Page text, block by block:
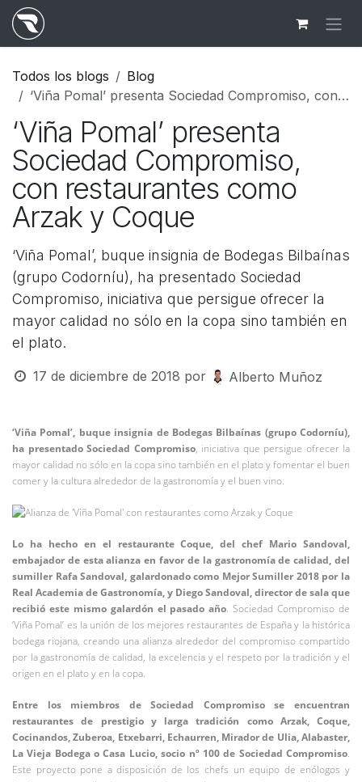
Ir al contenido
Todos los blogs
Blog
‘Viña Pomal’ presenta Sociedad Compromiso, con restaurantes como Arzak y Coque
‘Viña Pomal’ presenta
Sociedad Compromiso,
con restaurantes como
Arzak y Coque
‘Viña Pomal’, buque insignia de Bodegas Bilbaínas
(grupo Codorníu), ha presentado Sociedad
Compromiso, iniciativa que persigue ofrecer la
mayor calidad no sólo en la copa sino también en
el plato.
17 de diciembre de 2018 por Alberto Muñoz
‘Viña Pomal’, buque insignia de Bodegas Bilbaínas (grupo Codorníu),
ha presentado Sociedad Compromiso, iniciativa que persigue ofrecer la
mayor calidad no sólo en la copa sino también en el plato y fomentar el buen
comer y la cultura alrededor de la gastronomía y el buen vino.
Lo ha hecho en el restaurante Coque, del chef Mario Sandoval,
embajador de esta alianza en favor de la gastronomía de calidad, del
sumiller Rafa Sandoval, galardonado como Mejor Sumiller 2018 por la
Real Academia de Gastronomía, y Diego Sandoval, director de sala que
recibió este mismo galardón el pasado año. Sociedad Compromiso de
‘Viña Pomal’ es la unión de los mejores restaurantes de España y la histórica
bodega riojana, creando una alianza alrededor del compromiso compartido
por la gastronomía de calidad, la excelencia y el respeto por la tradición y el
origen en el plato y en la copa.
Entre los miembros de Sociedad Compromiso se encuentran
restaurantes de prestigio y larga tradición como Arzak, Coque,
Cocinandos, Zuberoa, Etxebarri, Echaurren, Mirador de Ulia, Alabaster,
La Vieja Bodega o Casa Lucio, socio nº 100 de Sociedad Compromiso.
Este proyecto pone a disposición de los chefs un equipo de enólogos y